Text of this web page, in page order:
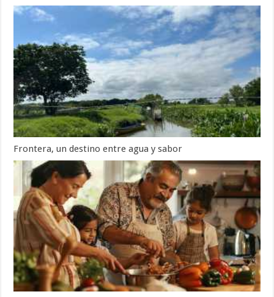
Frontera, un destino entre agua y sabor